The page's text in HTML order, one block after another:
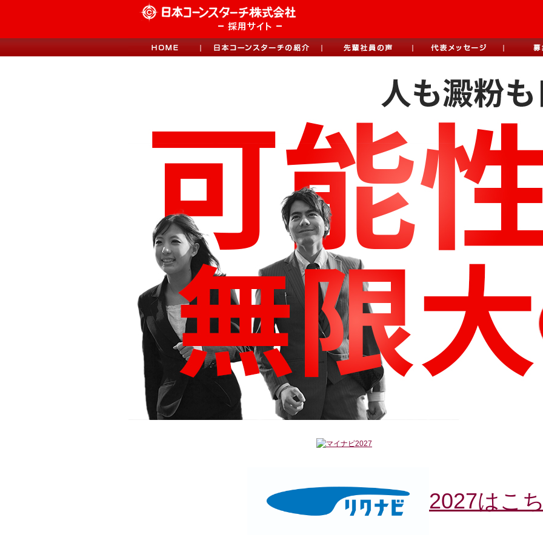
日本コーンスターチ採用サイト 日本コーンスターチの紹介
先輩社員の
2027はこ